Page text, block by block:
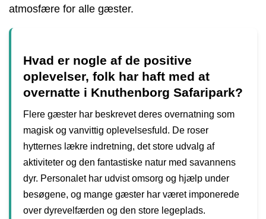
atmosfære for alle gæster.
Hvad er nogle af de positive
oplevelser, folk har haft med at
overnatte i Knuthenborg Safaripark?
Flere gæster har beskrevet deres overnatning som
magisk og vanvittig oplevelsesfuld. De roser
hytternes lækre indretning, det store udvalg af
aktiviteter og den fantastiske natur med savannens
dyr. Personalet har udvist omsorg og hjælp under
besøgene, og mange gæster har været imponerede
over dyrevelfærden og den store legeplads.